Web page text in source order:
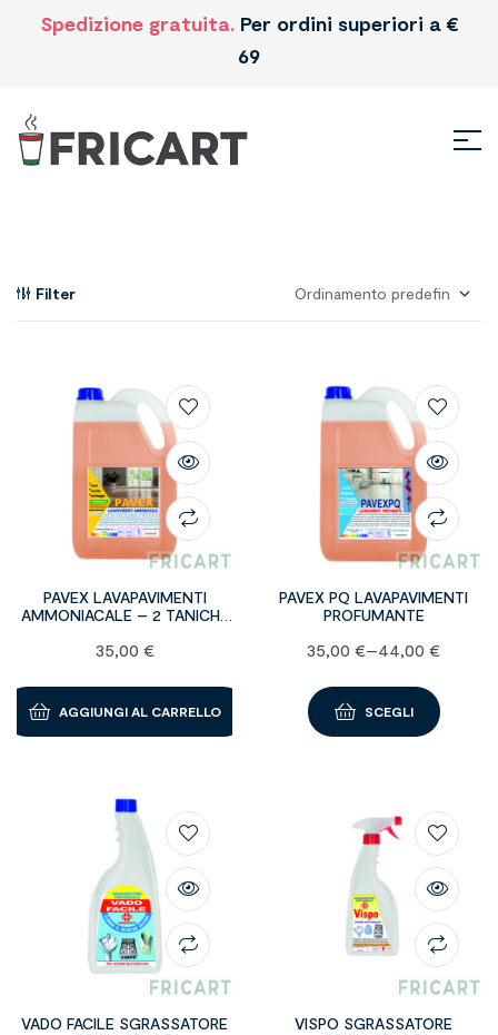
Spedizione gratuita. Per ordini superiori a €
69
Filter
PAVEX LAVAPAVIMENTI
AMMONIACALE – 2 TANICHE
35,00 €
AGGIUNGI AL CARRELLO
PAVEX PQ LAVAPAVIMENTI
PROFUMANTE
35,00 €–44,00 €
SCEGLI
VADO FACILE SGRASSATORE
VISPO SGRASSATORE